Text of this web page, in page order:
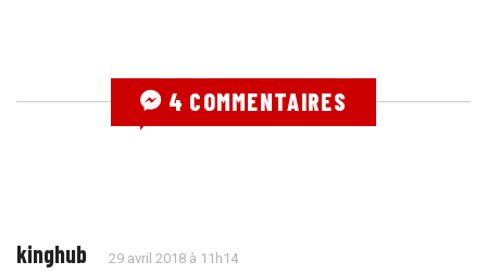
4 COMMENTAIRES
kinghub 29 avril 2018 à 11h14